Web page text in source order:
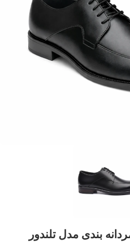
بندی مدل تلندور